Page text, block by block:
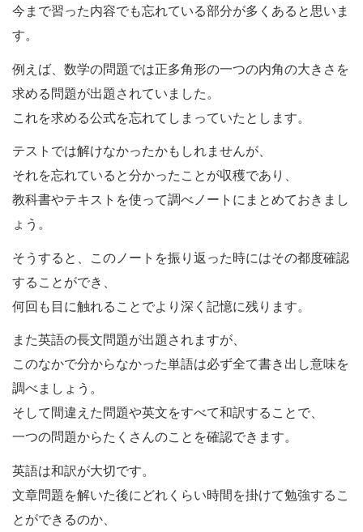
今まで習った内容でも忘れている部分が多くあると思いま
す。
例えば、数学の問題では正多角形の一つの内角の大きさを
求める問題が出題されていました。
これを求める公式を忘れてしまっていたとします。
テストでは解けなかったかもしれませんが、
それを忘れていると分かったことが収穫であり、
教科書やテキストを使って調べノートにまとめておきまし
ょう。
そうすると、このノートを振り返った時にはその都度確認
することができ、
何回も目に触れることでより深く記憶に残ります。
また英語の長文問題が出題されますが、
このなかで分からなかった単語は必ず全て書き出し意味を
調べましょう。
そして間違えた問題や英文をすべて和訳することで、
一つの問題からたくさんのことを確認できます。
英語は和訳が大切です。
文章問題を解いた後にどれくらい時間を掛けて勉強するこ
とができるのか、